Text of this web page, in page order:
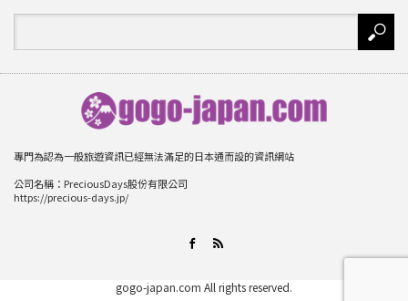
專門為認為一般旅遊資訊已經無法滿足的日本通而設的資訊網站
公司名稱：PreciousDays股份有限公司
https://precious-days.jp/
Facebook
gogo-japan.com All rights reserved.